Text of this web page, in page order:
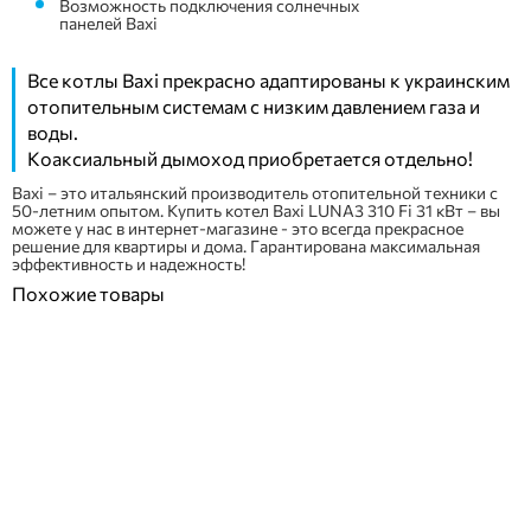
Возможность подключения солнечных
панелей Baxi
Все котлы Baxi прекрасно адаптированы к украинским
отопительным системам с низким давлением газа и
воды.
Коаксиальный дымоход приобретается отдельно!
Baxi – это итальянский производитель отопительной техники с
50-летним опытом. Купить котел Baxi LUNA3 310 Fi 31 кВт – вы
можете у нас в интернет-магазине - это всегда прекрасное
решение для квартиры и дома. Гарантирована максимальная
эффективность и надежность!
Похожие товары